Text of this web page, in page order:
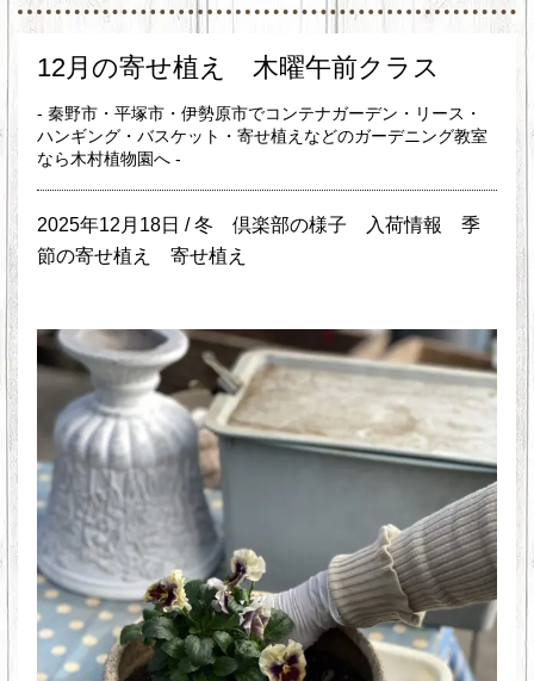
12月の寄せ植え 木曜午前クラス
- 秦野市・平塚市・伊勢原市でコンテナガーデン・リース・
ハンギング・バスケット・寄せ植えなどのガーデニング教室
なら木村植物園へ -
2025年12月18日 /冬 倶楽部の様子 入荷情報
季
節の寄せ植え
寄せ植え